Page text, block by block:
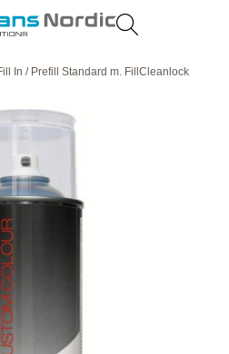
In / Prefill Standard m. FillCleanlock